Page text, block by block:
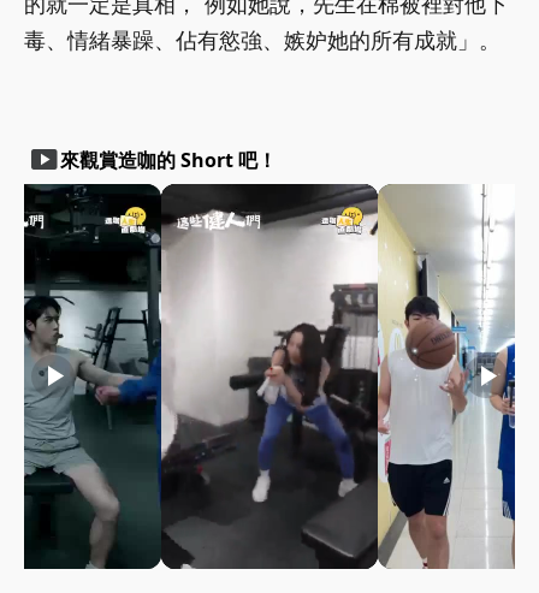
毒、情緒暴躁、佔有慾強、嫉妒她的所有成就」。
smart_display來觀賞造咖的 Short 吧！
play_arrow play_arrow play_arrow